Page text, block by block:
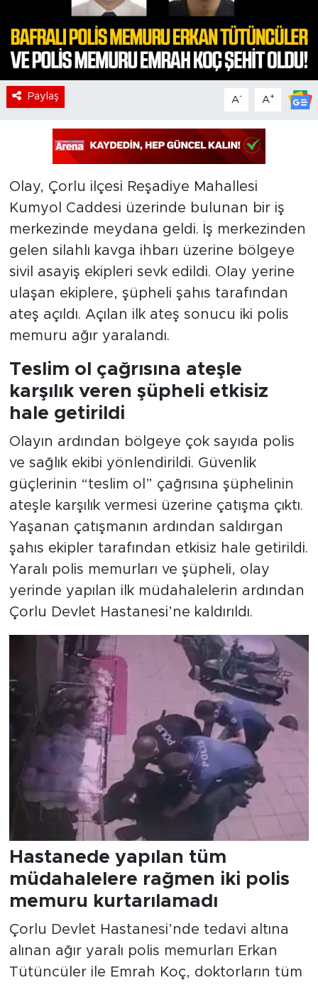
Paylaş A- A+
Olay, Çorlu ilçesi Reşadiye Mahallesi
Kumyol Caddesi üzerinde bulunan bir iş
merkezinde meydana geldi. İş merkezinden
gelen silahlı kavga ihbarı üzerine bölgeye
sivil asayiş ekipleri sevk edildi. Olay yerine
ulaşan ekiplere, şüpheli şahıs tarafından
ateş açıldı. Açılan ilk ateş sonucu iki polis
memuru ağır yaralandı.
Teslim ol çağrısına ateşle
karşılık veren şüpheli etkisiz
hale getirildi
Olayın ardından bölgeye çok sayıda polis
ve sağlık ekibi yönlendirildi. Güvenlik
güçlerinin “teslim ol” çağrısına şüphelinin
ateşle karşılık vermesi üzerine çatışma çıktı.
Yaşanan çatışmanın ardından saldırgan
şahıs ekipler tarafından etkisiz hale getirildi.
Yaralı polis memurları ve şüpheli, olay
yerinde yapılan ilk müdahalelerin ardından
Çorlu Devlet Hastanesi’ne kaldırıldı.
Hastanede yapılan tüm
müdahalelere rağmen iki polis
memuru kurtarılamadı
Çorlu Devlet Hastanesi’nde tedavi altına
alınan ağır yaralı polis memurları Erkan
Tütüncüler ile Emrah Koç, doktorların tüm